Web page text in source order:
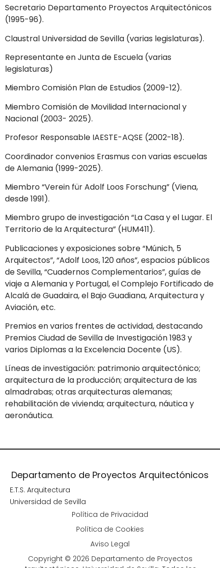
Secretario Departamento Proyectos Arquitectónicos
(1995-96).
Claustral Universidad de Sevilla (varias legislaturas).
Representante en Junta de Escuela (varias
legislaturas)
Miembro Comisión Plan de Estudios (2009-12).
Miembro Comisión de Movilidad Internacional y
Nacional (2003- 2025).
Profesor Responsable IAESTE-AQSE (2002-18).
Coordinador convenios Erasmus con varias escuelas
de Alemania (1999-2025).
Miembro “Verein für Adolf Loos Forschung” (Viena,
desde 1991).
Miembro grupo de investigación “La Casa y el Lugar. El
Territorio de la Arquitectura” (HUM411).
Publicaciones y exposiciones sobre “Múnich, 5
Arquitectos”, “Adolf Loos, 120 años”, espacios públicos
de Sevilla, “Cuadernos Complementarios”, guías de
viaje a Alemania y Portugal, el Complejo Fortificado de
Alcalá de Guadaira, el Bajo Guadiana, Arquitectura y
Aviación, etc.
Premios en varios frentes de actividad, destacando
Premios Ciudad de Sevilla de Investigación 1983 y
varios Diplomas a la Excelencia Docente (US).
Líneas de investigación: patrimonio arquitectónico;
arquitectura de la producción; arquitectura de las
almadrabas; otras arquitecturas alemanas;
rehabilitación de vivienda; arquitectura, náutica y
aeronáutica.
Departamento de Proyectos Arquitectónicos
E.T.S. Arquitectura
Universidad de Sevilla
Política de Privacidad
Política de Cookies
Aviso Legal
Copyright © 2026 Departamento de Proyectos